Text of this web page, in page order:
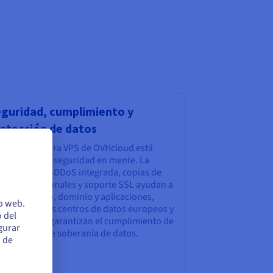
cumplimiento y
de datos
infraestructura VPS de OVHcloud está
con la seguridad en mente. La
Anti-DDoS integrada, copias de
opcionales y soporte SSL ayudan a
tu sitio, dominio y aplicaciones,
que los centros de datos europeos y
garantizan el cumplimiento de
de soberanía de datos.
web.
del
de